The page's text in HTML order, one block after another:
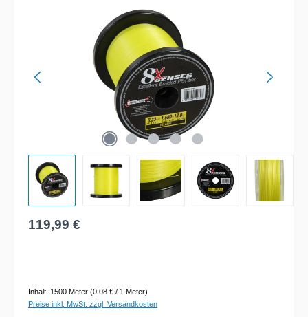
Regulärer Preis:
119,99 €
Inhalt: 1500 Meter (0,08 € / 1 Meter)
Preise inkl. MwSt. zzgl. Versandkosten